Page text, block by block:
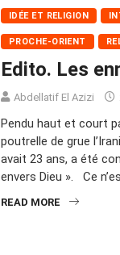
IDÉE ET RELIGION
PROCHE-ORIENT
Edito. Les
Abdellatif El Azizi
Pendu haut et court
poutrelle de grue
avait 23 ans, a été
envers Dieu ». Ce
READ MORE